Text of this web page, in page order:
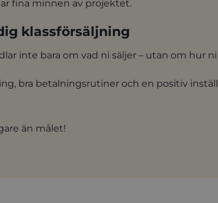
fina minnen av projektet.
klassförsäljning
inte bara om vad ni säljer – utan om hur
bra betalningsrutiner och en positiv
än målet!